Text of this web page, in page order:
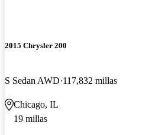
2015 Chrysler 200
S Sedan AWD 117,832 millas
Chicago, IL
19 millas